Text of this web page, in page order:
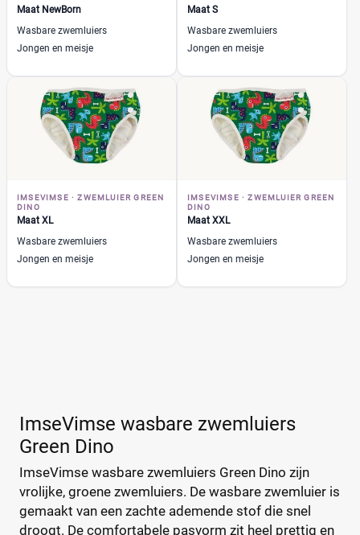
Little Lamb
Playshoes
▼ +2 meer
€
Wasbaar luierbroekje (0)
Wasbare babyluier
Wasbare zwemluiers
Verpakking
Proefverpakking
Standaard pak
Voordeelpak
Maat NewBorn
Wasbare zwemluiers
Jongen en meisje
Maat S
Wasbare zwemluiers
Jongen en meisje
IMSEVIMSE ·ZWEMLUIER GREEN
DINO
Maat XL
Wasbare zwemluiers
Jongen en meisje
IMSEVIMSE ·ZWEMLUIER GREEN
DINO
Maat XXL
Wasbare zwemluiers
Jongen en meisje
ImseVimse wasbare zwemluiers
Green Dino
ImseVimse wasbare zwemluiers Green Dino zijn
vrolijke, groene zwemluiers. De wasbare zwemluier is
gemaakt van een zachte ademende stof die snel
droogt. De comfortabele pasvorm zit heel prettig en